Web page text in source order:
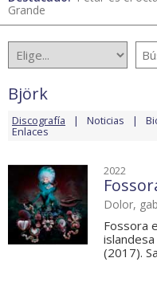
Grande
Björk
Discografía Noticias
Enlaces
2022
Dolor,
Fossora
(2017).